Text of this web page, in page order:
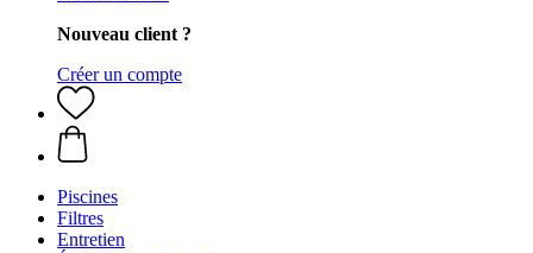
Nouveau client ?
Créer un compte
Piscines
Filtres
Entretien